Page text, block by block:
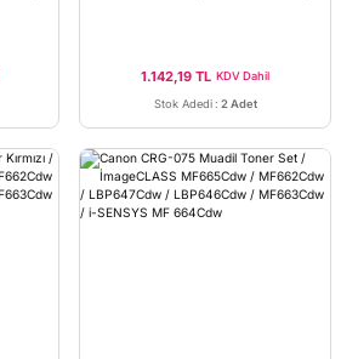
1.142,19 TL KDV Dahil
Stok Adedi : 2 Adet